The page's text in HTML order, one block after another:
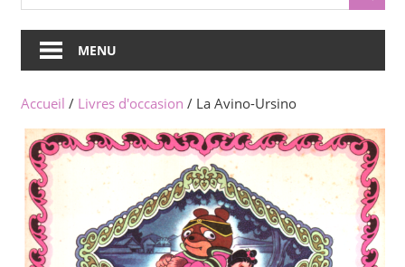
MENU
Accueil / Livres d'occasion / La Avino-Ursino